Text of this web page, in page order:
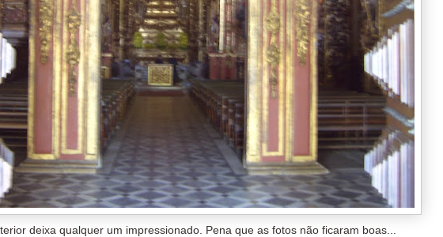
deixa qualquer um impressionado. Pena que as fotos não ficaram boas...